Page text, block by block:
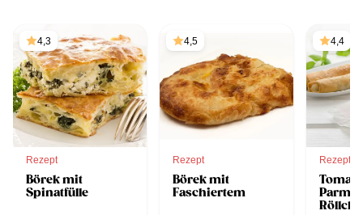
4,3
Rezept
Börek mit
Spinatfülle
4,5
Rezept
Börek mit
Faschiertem
4,4
Rezept